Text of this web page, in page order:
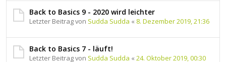
Back to Basics 9 - 2020 wird leichter
Letzter Beitrag von Sudda Sudda « 8. Dezember 2019, 21:36
Back to Basics 7 - läuft!
Letzter Beitrag von Sudda Sudda « 24. Oktober 2019, 00:30